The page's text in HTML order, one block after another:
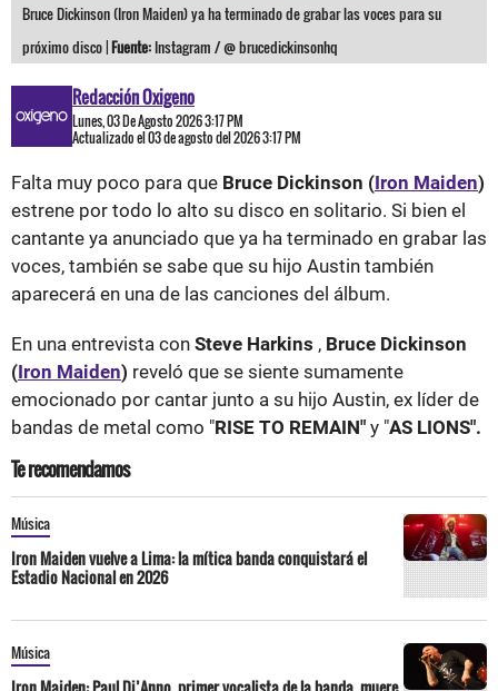
Bruce Dickinson (Iron Maiden) ya ha terminado de grabar las voces para su
próximo disco |Fuente: Instagram / @ brucedickinsonhq
Redacción Oxigeno
Lunes, 03 De Agosto 2026 3:17 PM
Actualizado el 03 de agosto del 2026 3:17 PM
Falta muy poco para que Bruce Dickinson (Iron Maiden)
estrene por todo lo alto su disco en solitario. Si bien el
cantante ya anunciado que ya ha terminado en grabar las
voces, también se sabe que su hijo Austin también
aparecerá en una de las canciones del álbum.
En una entrevista con Steve Harkins , Bruce Dickinson
(Iron Maiden) reveló que se siente sumamente
emocionado por cantar junto a su hijo Austin, ex líder de
bandas de metal como "RISE TO REMAIN" y "AS LIONS".
Te recomendamos
Música
Iron Maiden vuelve a Lima: la mítica banda conquistará el
Estadio Nacional en 2026
Música